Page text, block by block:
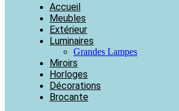
Accueil
Meubles
Extérieur
Luminaires
Grandes Lampes
Miroirs
Horloges
Décorations
Brocante